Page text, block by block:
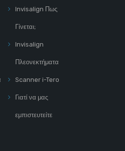
Invisalign Πως
Γίνεται;
Invisalign
Πλεονεκτήματα
Scanner i-Tero
Γιατί να μας
εμπιστευτείτε